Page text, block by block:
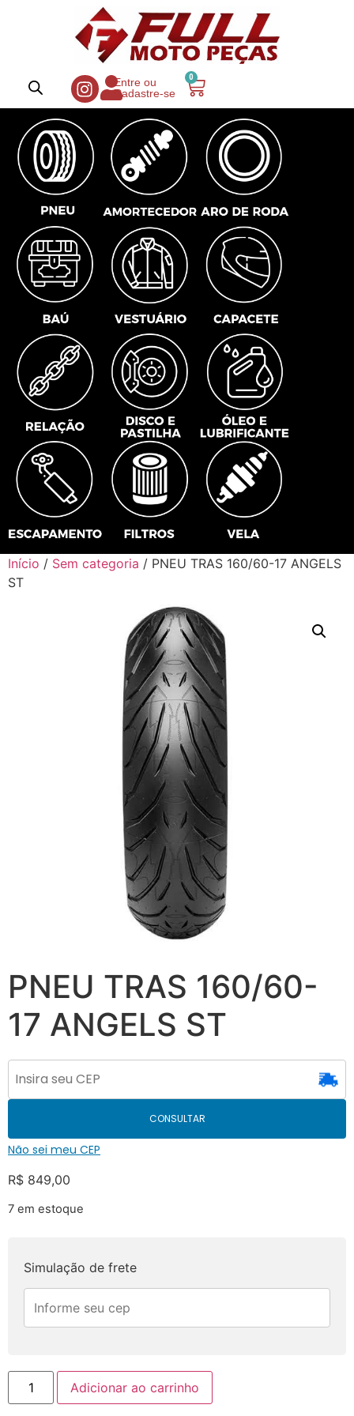
Entre ou
Cadastre-se
0
Início / Sem categoria / PNEU TRAS 160/60-17 ANGELS
ST
PNEU TRAS 160/60-
17 ANGELS ST
CONSULTAR
Não sei meu CEP
R$ 849,00
7 em estoque
Simulação de frete
Adicionar ao carrinho